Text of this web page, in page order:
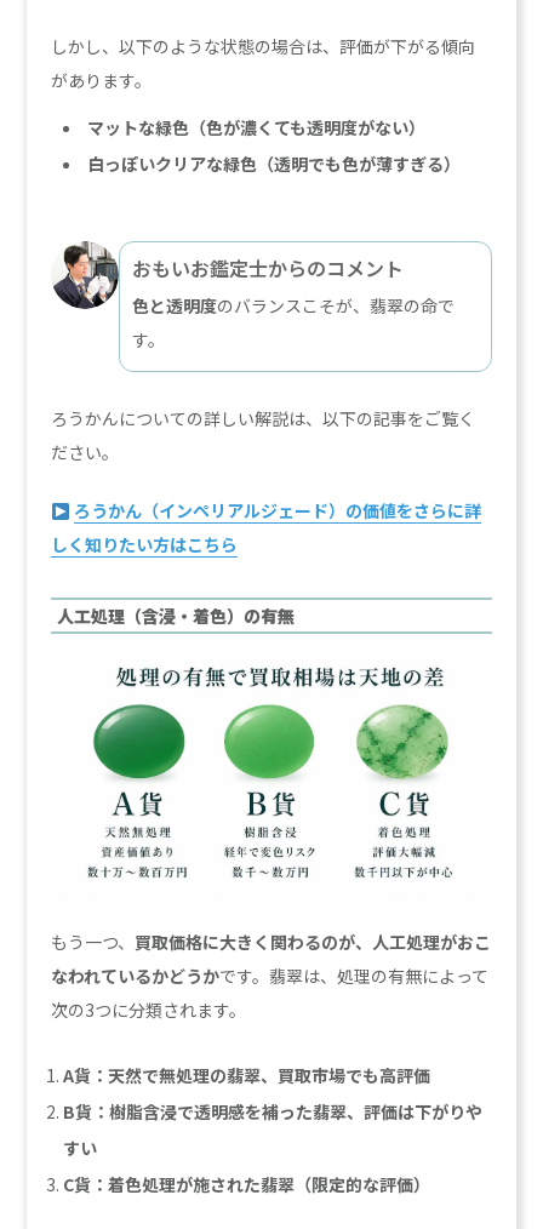
しかし、以下のような状態の場合は、評価が下がる傾向
があります。
マットな緑色（色が濃くても透明度がない）
白っぽいクリアな緑色（透明でも色が薄すぎる）
おもいお鑑定士からのコメント
色と透明度のバランスこそが、翡翠の命で
す。
ろうかんについての詳しい解説は、以下の記事をご覧く
ださい。
ろうかん（インペリアルジェード）の価値をさらに詳
しく知りたい方はこちら
人工処理（含浸・着色）の有無
もう一つ、 買取価格に大きく関わるのが、人工処理がおこ
なわれているかどうかです。翡翠は、処理の有無によって
次の3つに分類されます。
A貨：天然で無処理の翡翠、買取市場でも高評価
B貨：樹脂含浸で透明感を補った翡翠、評価は下がりや
すい
C貨：着色処理が施された翡翠（限定的な評価）